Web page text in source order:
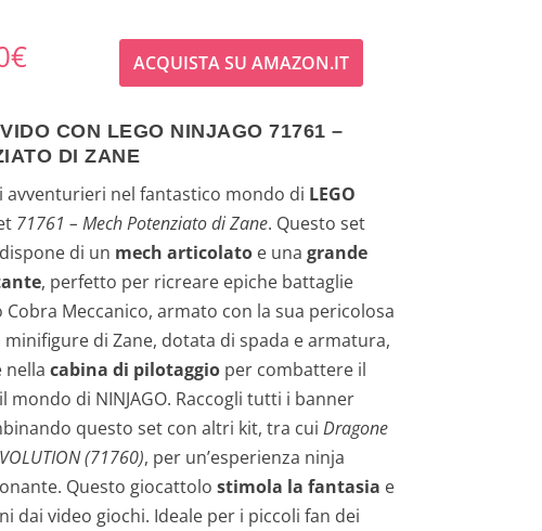
€ ACQUISTA SU AMAZON.IT
CON LEGO NINJAGO 71761 –
DI ZANE
avventurieri nel fantastico mondo di LEGO
71761 – Mech Potenziato di Zane. Questo set
di un mech articolatoe una grande
, perfetto per ricreare epiche battaglie
Meccanico, armato con la sua pericolosa
di Zane, dotata di spada e armatura,
nella cabina di pilotaggioper combattere il
mondo di NINJAGO. Raccogli tutti i banner
questo set con altri kit, tra cui Dragone
(71760), per un’esperienza ninja
Questo giocattolo stimola la fantasia e
dai video giochi. Ideale per i piccoli fan dei